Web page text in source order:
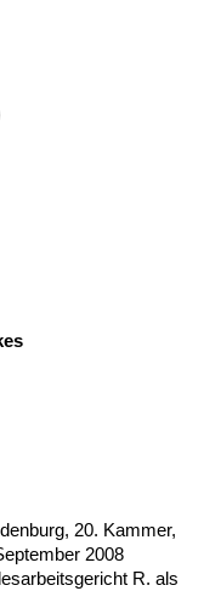
20. Kam­mer,
2008
R. als